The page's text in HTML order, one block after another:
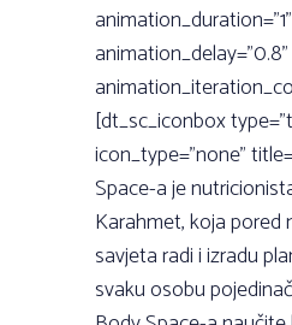
animation_duration=”1”
animation_delay=”0.8”
[dt_sc_iconbox
icon_type=”none”
Space-a je
Karahmet, koja pored
savjeta radi i izradu
svaku osobu